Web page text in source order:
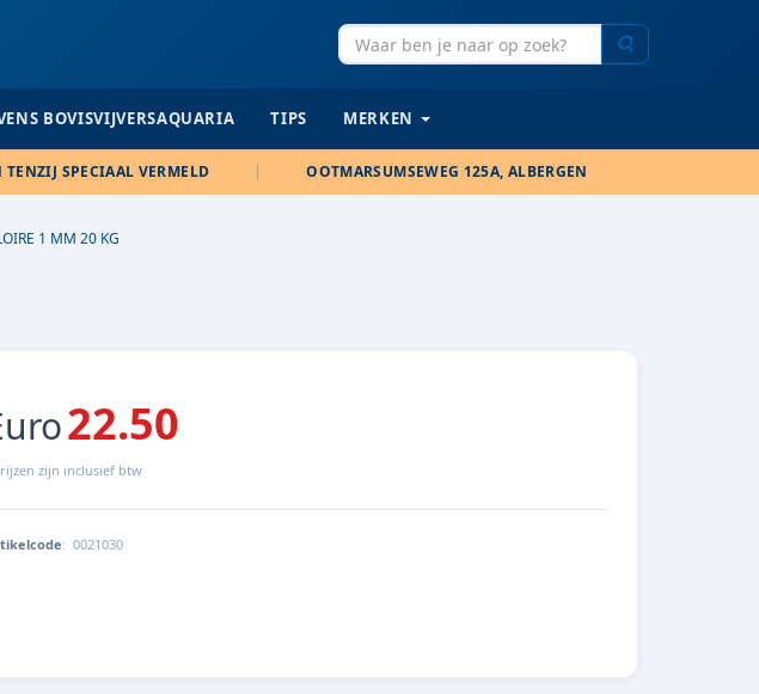
BOVISVIJVERSAQUARIA TIPS MERKEN
SPECIAAL VERMELD OOTMARSUMSEWEG 125A, ALBERGEN
1 MM 20 KG
22.50
zijn inclusief btw
: 0021030